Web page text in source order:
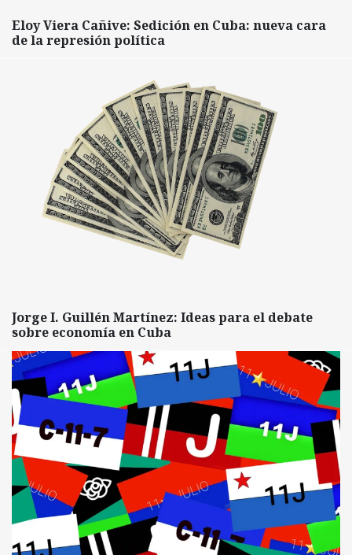
Eloy Viera Cañive: Sedición en Cuba: nueva cara
de la represión política
Jorge I. Guillén Martínez: Ideas para el debate
sobre economía en Cuba